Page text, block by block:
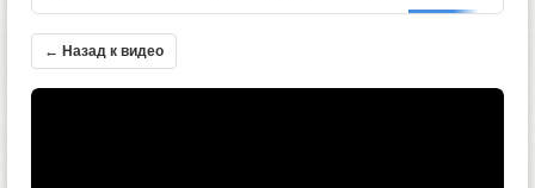
← Назад к видео